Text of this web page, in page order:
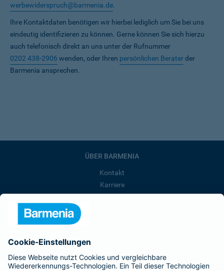
werbewiderspruch@barmenia.de.
Ihre Kontaktdaten benötigen wir hierbei lediglich um Sie bei uns
eindeutig identifizieren zu können. Gerne können Sie sich hierzu
auch telefonisch direkt an uns unter der Rufnummer
0202 438-2906 wenden, oder Ihren persönlichen Beraterder
Barmenia ansprechen.
ÜBER BARMENIA
Kontakt
Karriere
Barmenia ist Teil der BarmeniaGothaer
BELIEBTE SEITEN